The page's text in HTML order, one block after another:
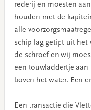
rederij en moesten
houden met de
alle
schip lag getipt uit het
de schroef en wij
een touwladdertje
boven het water. Een
Een transactie die